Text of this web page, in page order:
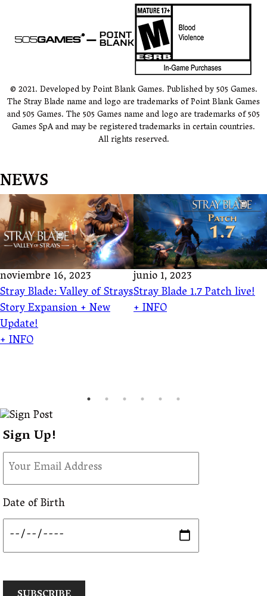
© 2021. Developed by Point Blank Games. Published by 505 Games.
The Stray Blade name and logo are trademarks of Point Blank Games
and 505 Games. The 505 Games name and logo are trademarks of 505
Games SpA and may be registered trademarks in certain countries.
All rights reserved.
NEWS
noviembre 16, 2023
Stray Blade: Valley of Strays
Story Expansion + New
Update!
+ INFO
junio 1, 2023
Stray Blade 1.7 Patch live!
+ INFO
Sign Up!
Date of Birth